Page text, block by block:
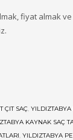
fiyat almak
ÇIT SAÇ,
KAYNAK SAÇ
, YILDIZTABYA